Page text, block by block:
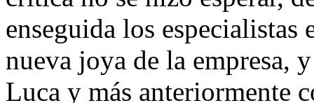
enseguida los
nueva joya de la empresa,
Luca y más anteriormente